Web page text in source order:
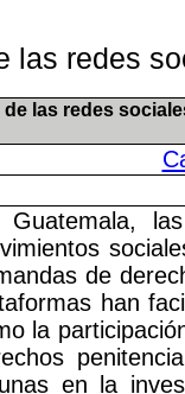
las redes
de las redes
Guatemala,
de
han
la
en la